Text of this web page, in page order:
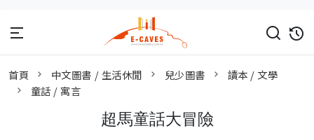
首頁 中文圖書 / 生活休閒 兒少圖書
讀本 / 文學
童話 / 寓言
超馬童話大冒險